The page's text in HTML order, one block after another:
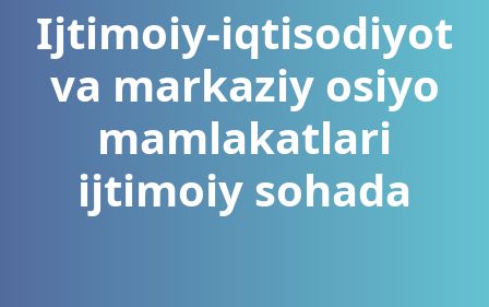
Ijtimoiy-iqtisodiyot
va markaziy osiyo
mamlakatlari
ijtimoiy sohada